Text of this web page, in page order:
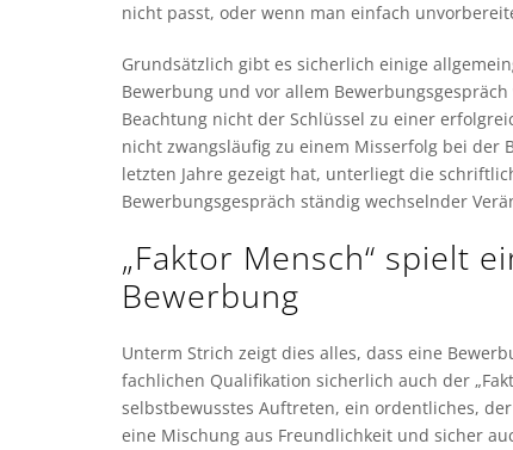
nicht passt, oder wenn man einfach
Grundsätzlich gibt es sicherlich einige
Bewerbung und vor allem
Beachtung nicht der Schlüssel zu einer
nicht zwangsläufig zu einem Misserfolg bei
letzten Jahre gezeigt hat, unterliegt die
Bewerbungsgespräch ständig wechselnder
„Faktor Mensch“ spielt
Bewerbung
Unterm Strich zeigt dies alles, dass eine
fachlichen Qualifikation sicherlich auch der
selbstbewusstes Auftreten, ein ordentliches,
eine Mischung aus Freundlichkeit und sicher